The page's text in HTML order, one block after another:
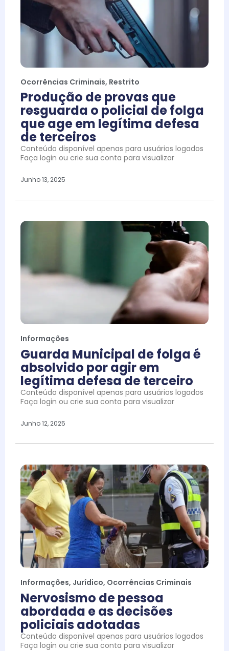
Ocorrências Criminais, Restrito
Produção de provas que
resguarda o policial de folga
que age em legítima defesa
de terceiros
Conteúdo disponível apenas para usuários logados
Faça login ou crie sua conta para visualizar
Junho 13, 2025
Informações
Guarda Municipal de folga é
absolvido por agir em
legítima defesa de terceiro
Conteúdo disponível apenas para usuários logados
Faça login ou crie sua conta para visualizar
Junho 12, 2025
Informações, Jurídico, Ocorrências Criminais
Nervosismo de pessoa
abordada e as decisões
policiais adotadas
Conteúdo disponível apenas para usuários logados
Faça login ou crie sua conta para visualizar